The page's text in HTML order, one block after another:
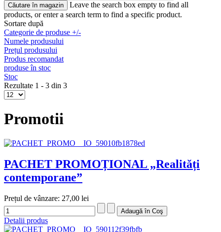
Leave the search box empty to find all
products, or enter a search term to find a specific product.
Sortare după
Categorie de produse +/-
Numele produsului
Prețul produsului
Produs recomandat
produse în stoc
Stoc
Rezultate 1 - 3 din 3
Promotii
PACHET PROMOȚIONAL „Realități
contemporane”
Prețul de vânzare: 27,00 lei
Detalii produs